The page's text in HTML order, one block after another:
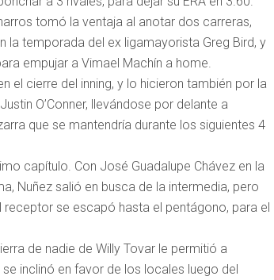
tomó la ventaja al anotar dos carreras,
la temporada del ex ligamayorista Greg Bird, y
empujar a Vimael Machín a home.
el cierre del inning, y lo hicieron también por la
O’Conner, llevándose por delante a
que se mantendría durante los siguientes 4
capítulo. Con José Guadalupe Chávez en la
Nuñez salió en busca de la intermedia, pero
receptor se escapó hasta el pentágono, para el
de nadie de Willy Tovar le permitió a
inclinó en favor de los locales luego del